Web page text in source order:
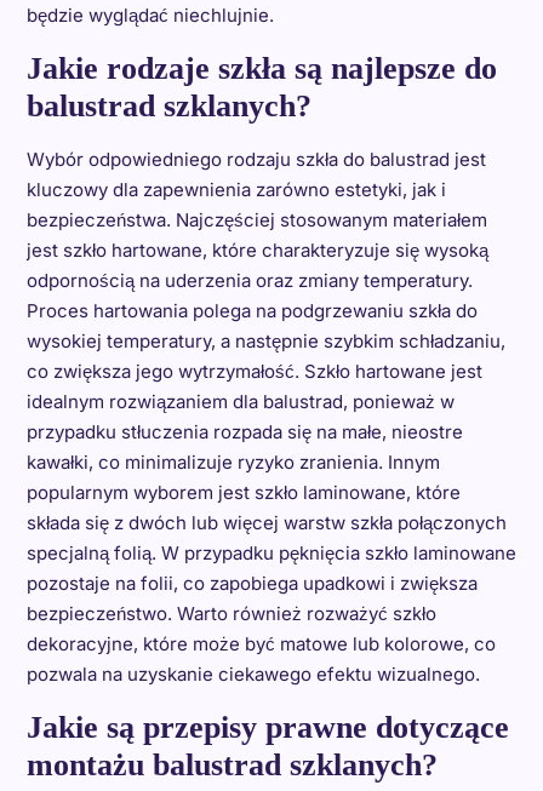
będzie wyglądać niechlujnie.
Jakie rodzaje szkła są najlepsze do
balustrad szklanych?
Wybór odpowiedniego rodzaju szkła do balustrad jest
kluczowy dla zapewnienia zarówno estetyki, jak i
bezpieczeństwa. Najczęściej stosowanym materiałem
jest szkło hartowane, które charakteryzuje się wysoką
odpornością na uderzenia oraz zmiany temperatury.
Proces hartowania polega na podgrzewaniu szkła do
wysokiej temperatury, a następnie szybkim schładzaniu,
co zwiększa jego wytrzymałość. Szkło hartowane jest
idealnym rozwiązaniem dla balustrad, ponieważ w
przypadku stłuczenia rozpada się na małe, nieostre
kawałki, co minimalizuje ryzyko zranienia. Innym
popularnym wyborem jest szkło laminowane, które
składa się z dwóch lub więcej warstw szkła połączonych
specjalną folią. W przypadku pęknięcia szkło laminowane
pozostaje na folii, co zapobiega upadkowi i zwiększa
bezpieczeństwo. Warto również rozważyć szkło
dekoracyjne, które może być matowe lub kolorowe, co
pozwala na uzyskanie ciekawego efektu wizualnego.
Jakie są przepisy prawne dotyczące
montażu balustrad szklanych?